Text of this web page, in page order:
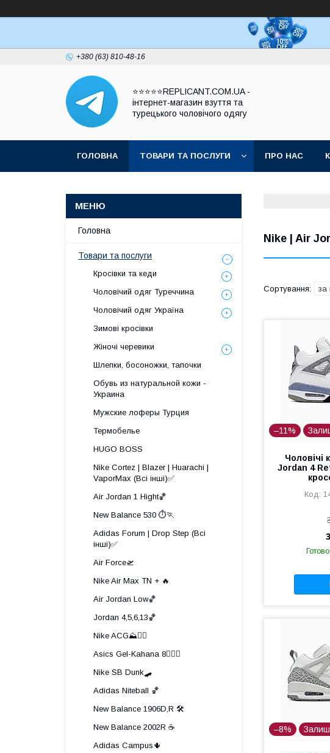
+380 (63) 810-48-16
⭐⭐⭐⭐⭐REPLICANT.COM.UA -
інтернет-магазин взуття та
турецького чоловічого одягу
ГОЛОВНА ТОВАРИ ТА ПОСЛУГИ ПРО НАС
Nike
–11%
Чоловічі
Jordan 4
–8%
Головна
Товари та послуги
Кросівки та кеди
Чоловічий одяг Туреччина
Чоловічий одяг Україна
Зимові кросівки
Жіночі черевики
Шлепки, босоножки, тапочки
Обувь из натуральной кожи -
Украина
Мужские лоферы Турция
Термобелье
HUGO BOSS
Nike Cortez | Blazer | Huarachi |
VaporMax (Всі інші)✅
Air Jordan 1 Hight🏀
New Balance 530 ⏱️🏃
Adidas Forum | Drop Step (Всі
інші)✅
Air Force🛫
Nike Air Max TN + 🔥
Air Jordan Low🏀
Jordan 4,5,6,13🏀
Nike ACG⛰️🧗‍♀️
Asics Gel-Kahana 8🏃🏼‍♂️
Nike SB Dunk🛹
Adidas Niteball 🏀
New Balance 1906D,R 🛠️
New Balance 2002R ☕
Adidas Campus🌵